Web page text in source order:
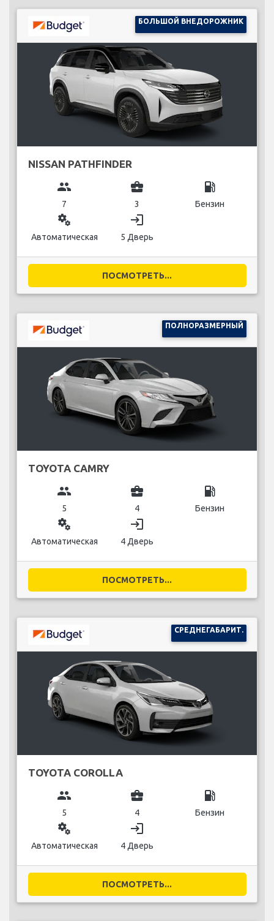
БОЛЬШОЙ ВНЕДОРОЖНИК
NISSAN PATHFINDER
group
7
business_center
3
local_gas_station
Бензин
miscellaneous_services
Автоматическая
login
5 Дверь
ПОСМОТРЕТЬ...
ПОЛНОРАЗМЕРНЫЙ
TOYOTA CAMRY
group
5
business_center
4
local_gas_station
Бензин
miscellaneous_services
Автоматическая
login
4 Дверь
ПОСМОТРЕТЬ...
СРЕДНЕГАБАРИТ.
TOYOTA COROLLA
group
5
business_center
4
local_gas_station
Бензин
miscellaneous_services
Автоматическая
login
4 Дверь
ПОСМОТРЕТЬ...